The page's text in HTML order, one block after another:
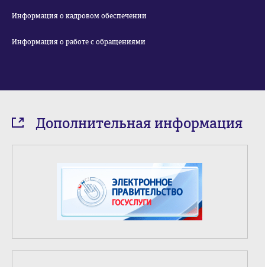
Информация о кадровом обеспечении
Информация о работе с обращениями
Дополнительная информация